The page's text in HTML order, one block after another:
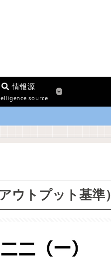
情報源
source
ウトプット基準）